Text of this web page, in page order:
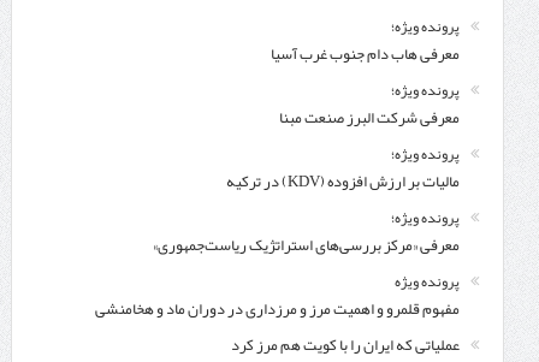
پرونده ویژه؛
معرفی هاب دام جنوب غرب آسیا
پرونده ویژه؛
معرفی شركت البرز صنعت مبنا
پرونده ویژه؛
مالیات بر ارزش افزوده (KDV) در ترکیه
پرونده ویژه؛
معرفی «مرکز بررسی‌های استراتژیک ریاست‌جمهوری»
پرونده ویژه
مفهوم قلمرو و اهمیت مرز و مرزداری در دوران ماد و هخامنشی
عملیاتی که ایران را با کویت هم مرز کرد